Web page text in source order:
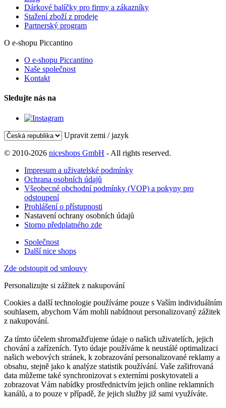
Dárkové balíčky pro firmy a zákazníky
Stažení zboží z prodeje
Partnerský program
O e-shopu Piccantino
O e-shopu Piccantino
Naše společnost
Kontakt
Sledujte nás na
Upravit zemi / jazyk
© 2010-2026 niceshops GmbH - All rights reserved.
Impresum a uživatelské podmínky
Ochrana osobních údajů
Všeobecné obchodní podmínky (VOP) a pokyny pro
odstoupení
Prohlášení o přístupnosti
Nastavení ochrany osobních údajů
Storno předplatného zde
Společnost
Další nice shops
Zde odstoupit od smlouvy
Personalizujte si zážitek z nakupování
Cookies a další technologie používáme pouze s Vaším individuálním
souhlasem, abychom Vám mohli nabídnout personalizovaný zážitek
z nakupování.
Za tímto účelem shromažďujeme údaje o našich uživatelích, jejich
chování a zařízeních. Tyto údaje používáme k neustálé optimalizaci
našich webových stránek, k zobrazování personalizované reklamy a
obsahu, stejně jako k analýze statistik používání. Vaše zašifrovaná
data můžeme také synchronizovat s externími poskytovateli a
zobrazovat Vám nabídky prostřednictvím jejich online reklamních
kanálů, a to pouze v případě, že jejich služby již sami využíváte.